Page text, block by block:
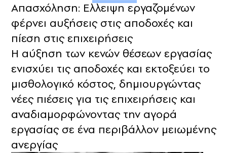
Απασχόληση: Ελλειψη εργαζομένων
φέρνει αυξήσεις στις αποδοχές και
πίεση στις επιχειρήσεις
Η αύξηση των κενών θέσεων εργασίας
ενισχύει τις αποδοχές και εκτοξεύει το
μισθολογικό κόστος, δημιουργώντας
νέες πιέσεις για τις επιχειρήσεις και
αναδιαμορφώνοντας την αγορά
εργασίας σε ένα περιβάλλον μειωμένης
ανεργίας